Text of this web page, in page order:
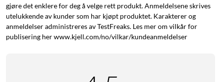
WiZ Connected
Last ned appen WiZ Connected (iOS/Android) for å håndtere
lysinnstillinger i hjemmet ditt. Legg til nye enheter, velg blant
gjøre det enklere for deg å velge rett produkt. Anmeldelsene skrives
utelukkende av kunder som har kjøpt produktet. Karakterer og
anmeldelser administreres av TestFreaks. Les mer om vilkår for
publisering her www.kjell.com/no/vilkar/kundeanmeldelser